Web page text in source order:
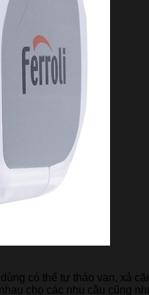
có thể tự tháo van, xả
cho các nhu cầu cũng